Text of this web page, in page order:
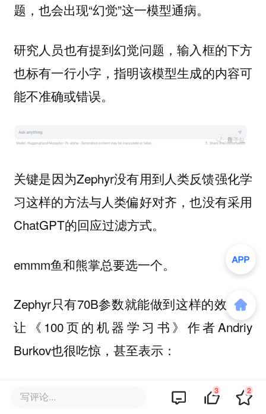
题，也会出现“幻觉”这一模型通病。
研究人员也有提到幻觉问题，输入框的下方
也标有一行小字，指明该模型生成的内容可
能不准确或错误。
关键是因为Zephyr没有用到人类反馈强化学
习这样的方法与人类偏好对齐，也没有采用
ChatGPT的回应过滤方式。
emmm鱼和熊掌总要选一个。
Zephyr只有70B参数就能做到这样的效果，
让《100页的机器学习书》作者Andriy
Burkov也很吃惊，甚至表示：
Zephyr-7B战胜Llama 2-70B，用的基础模型是上
下文窗口为8k token的Mistral-7B，理论上它的注
写评论... 3 2